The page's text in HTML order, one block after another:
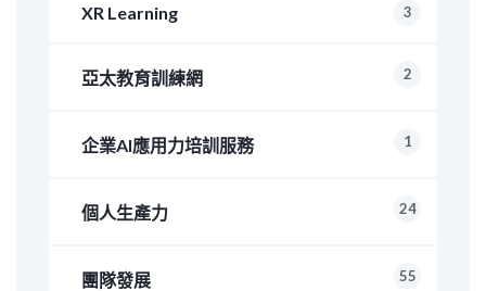
XR Learning 3
亞太教育訓練網 2
企業AI應用力培訓服務 1
個人生產力 24
團隊發展 55